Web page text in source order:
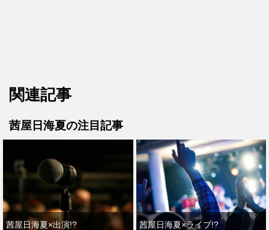
関連記事
茜屋日海夏の注目記事
茜屋日海夏×出演!? 茜屋日海夏×ライブ!?